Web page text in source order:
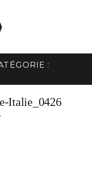
:
Italie_0426